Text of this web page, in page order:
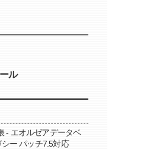
ル
- エオルゼアデータベ
ー パッチ7.5対応